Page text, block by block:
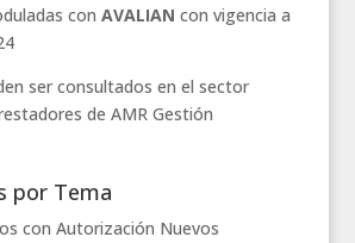
con AVALIAN con vigencia a
ser consultados en el sector
de AMR Gestión
por Tema
con Autorización Nuevos